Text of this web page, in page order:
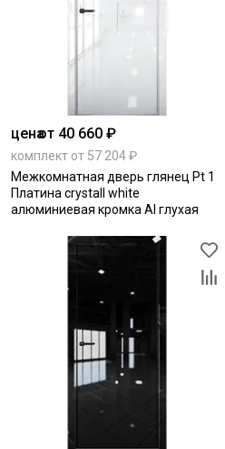
ценаот 40 660 ₽
комплект от 57 204 ₽
Межкомнатная дверь глянец Pt 1
Платина crystall white
алюминиевая кромка Al глухая